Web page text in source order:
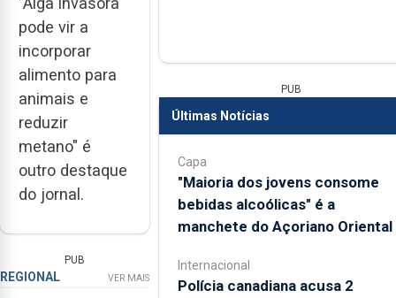
pode vir a
incorporar
alimento para
animais e
reduzir
metano" é
outro destaque
do jornal.
PUB
REGIONAL VER MAIS
PUB
Últimas Notícias
Capa
"Maioria dos jovens consome
bebidas alcoólicas" é a
manchete do Açoriano Oriental
Internacional
Polícia canadiana acusa 2